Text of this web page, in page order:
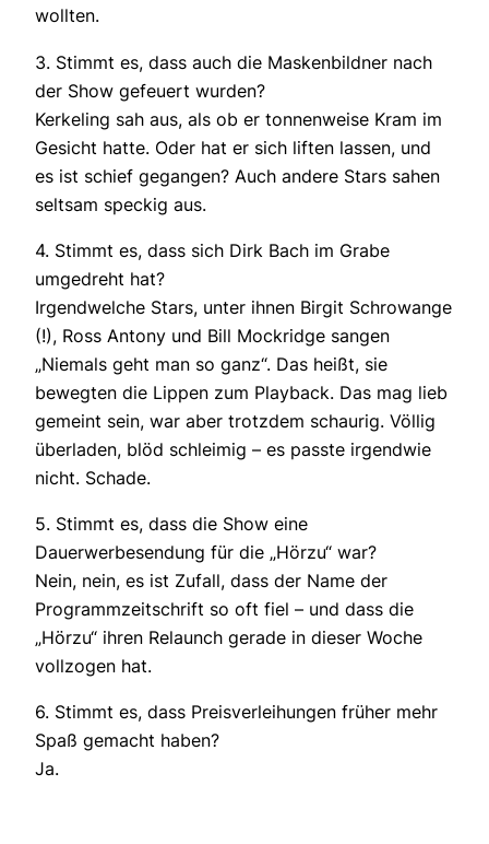
wollten.
3. Stimmt es, dass auch die Maskenbildner nach
der Show gefeuert wurden?
Kerkeling sah aus, als ob er tonnenweise Kram im
Gesicht hatte. Oder hat er sich liften lassen, und
es ist schief gegangen? Auch andere Stars sahen
seltsam speckig aus.
4. Stimmt es, dass sich Dirk Bach im Grabe
umgedreht hat?
Irgendwelche Stars, unter ihnen Birgit Schrowange
(!), Ross Antony und Bill Mockridge sangen
„Niemals geht man so ganz“. Das heißt, sie
bewegten die Lippen zum Playback. Das mag lieb
gemeint sein, war aber trotzdem schaurig. Völlig
überladen, blöd schleimig – es passte irgendwie
nicht. Schade.
5. Stimmt es, dass die Show eine
Dauerwerbesendung für die „Hörzu“ war?
Nein, nein, es ist Zufall, dass der Name der
Programmzeitschrift so oft fiel – und dass die
„Hörzu“ ihren Relaunch gerade in dieser Woche
vollzogen hat.
6. Stimmt es, dass Preisverleihungen früher mehr
Spaß gemacht haben?
Ja.